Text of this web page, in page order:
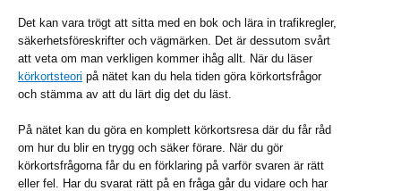
Det kan vara trögt att sitta med en bok och lära in trafikregler,
säkerhetsföreskrifter och vägmärken. Det är dessutom svårt
att veta om man verkligen kommer ihåg allt. När du läser
körkortsteori på nätet kan du hela tiden göra körkortsfrågor
och stämma av att du lärt dig det du läst.
På nätet kan du göra en komplett körkortsresa där du får råd
om hur du blir en trygg och säker förare. När du gör
körkortsfrågorna får du en förklaring på varför svaren är rätt
eller fel. Har du svarat rätt på en fråga går du vidare och har